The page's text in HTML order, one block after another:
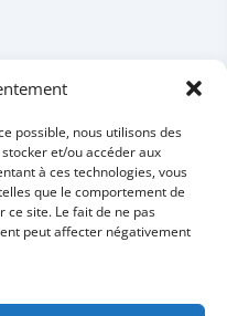
possible, nous utilisons des
et/ou accéder aux
à ces technologies, vous
que le comportement de
ce site. Le fait de ne pas
peut affecter négativement